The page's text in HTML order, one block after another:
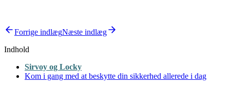
Forrige indlægNæste indlæg
Indhold
Sirvoy og Locky
Kom i gang med at beskytte din sikkerhed allerede i dag